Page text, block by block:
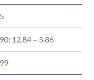
12.84 – 5.86